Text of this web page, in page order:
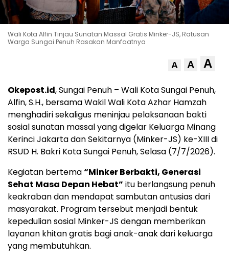
Wali Kota Alfin Tinjau Sunatan Massal Gratis Minker-JS, Ratusan
Warga Sungai Penuh Rasakan Manfaatnya
A A A
Okepost.id, Sungai Penuh – Wali Kota Sungai Penuh,
Alfin, S.H., bersama Wakil Wali Kota Azhar Hamzah
menghadiri sekaligus meninjau pelaksanaan bakti
sosial sunatan massal yang digelar Keluarga Minang
Kerinci Jakarta dan Sekitarnya (Minker-JS) ke-XIII di
RSUD H. Bakri Kota Sungai Penuh, Selasa (7/7/2026).
Kegiatan bertema“Minker Berbakti, Generasi
Sehat Masa Depan Hebat” itu berlangsung penuh
keakraban dan mendapat sambutan antusias dari
masyarakat. Program tersebut menjadi bentuk
kepedulian sosial Minker-JS dengan memberikan
layanan khitan gratis bagi anak-anak dari keluarga
yang membutuhkan.